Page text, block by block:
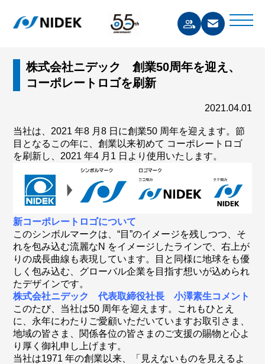
株式会社ニデック 創業50周年を迎え、
コーポレートロゴを刷新
2021.04.01
当社は、2021 年8 月8 日に創業50 周年を迎えます。節
目となるこの年に、創業以来初めて コーポレートロゴ
を刷新し、2021 年4 月1 日より使用いたします。
新コーポレートロゴについて
このシンボルマークは、“目”のイメージを残しつつ、そ
れを包み込む流麗なN をイメージしたラインで、右上が
りの成長曲線も表現しています。目と同様に地球をも優
しく包み込む、グローバル企業を目指す想いが込められ
たデザインです。
株式会社ニデック 代表取締役社長 小澤素生コメント
このたび、当社は50 周年を迎えます。これもひとえ
に、永年にわたりご愛顧いただいていますお取引さま、
地域の皆さま、関係各位の皆さまのご支援の賜物と心よ
り厚く御礼申し上げます。
当社は1971 年の創業以来、「見えないものを見えるよ